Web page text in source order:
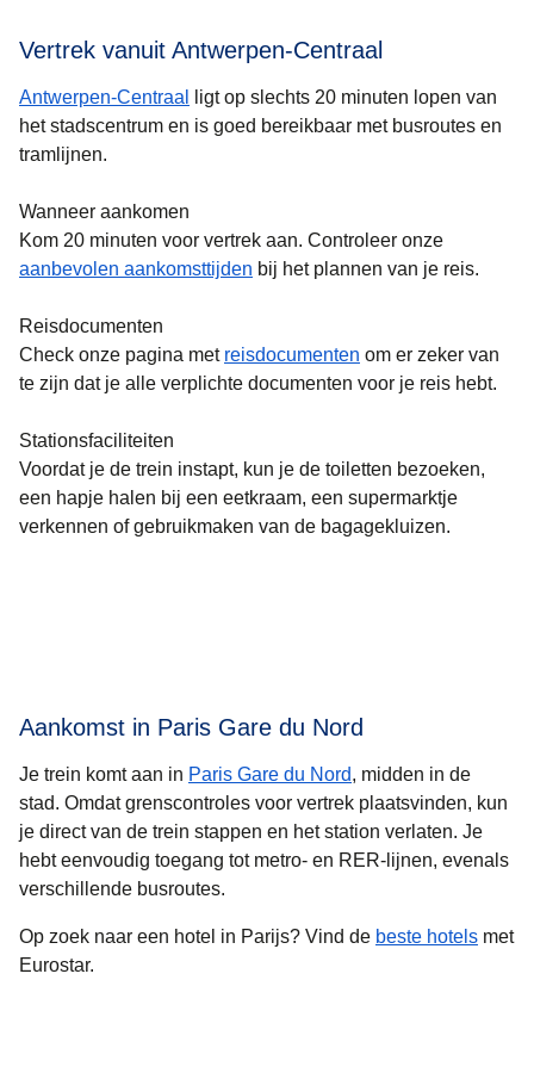
Vertrek vanuit Antwerpen-Centraal
Antwerpen-Centraal
ligt op slechts 20 minuten lopen van
het stadscentrum en is goed bereikbaar met busroutes en
tramlijnen.
Wanneer aankomen
Kom 20 minuten voor vertrek aan. Controleer onze
aanbevolen aankomsttijden bij het plannen van je reis.
Reisdocumenten
Check onze pagina met reisdocumenten om er zeker van
te zijn dat je alle verplichte documenten voor je reis hebt.
Stationsfaciliteiten
Voordat je de trein instapt, kun je de toiletten bezoeken,
een hapje halen bij een eetkraam, een supermarktje
verkennen of gebruikmaken van de bagagekluizen.
Aankomst in Paris Gare du Nord
Je trein komt aan in Paris Gare du Nord, midden in de
stad. Omdat grenscontroles voor vertrek plaatsvinden, kun
je direct van de trein stappen en het station verlaten. Je
hebt eenvoudig toegang tot metro- en RER-lijnen, evenals
verschillende busroutes.
Op zoek naar een hotel in Parijs? Vind de beste hotels met
Eurostar.